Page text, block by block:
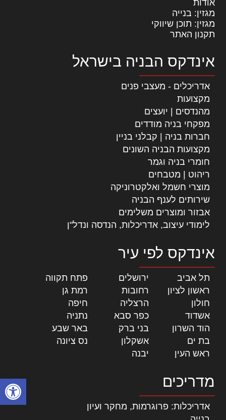
פתח
אודות
מגזין: בנייה
מגזין: תוכן שיווקי
תקנון האתר
אינדקס הבניה בישראל
אדריכלים - מעצבי פנים
מקצועות
מהנדסים | יועצים
מפקחי בניה מודדים
חברות בניה | קבלני בניין
מקצועות הבניה השונים
חומרי בניה וגמר
ריהוט | מטבחים
מוצרי חשמל ואלקטרוניקה
שירותים לענף הבניה
אבזור ומוצרים משלימים
לימודי עיצוב, אדריכלות, הנדסה ונדל"ן
אינדקס לפי עיר
תל אביב ירושלים פתח תקווה
ראשון לציון
רחובות רמת גן
חולון
הרצליה חיפה
אשדוד
כפר סבא נתניה
הוד השרון
בני ברק באר שבע
בת ים
אשקלון נס ציונה
ראש העין
יבנה
מדריכים
אדריכלות: פרוגרמות, מחקר ועיון